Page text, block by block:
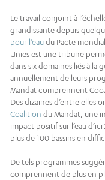
Le travail conjoint à
grandissante depuis
pour l’eaudu Pacte
Unies est une tribune
dans six domaines liés à la
annuellement de leurs
Mandat comprennent
Des dizaines d’entre elles
Coalition du Mandat, une
impact positif sur l’eau
plus de 100 bassins en
De tels programmes
comprennent de plus en